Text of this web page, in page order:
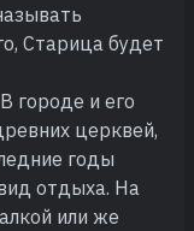
Старица будет
городе и его
церквей,
годы
отдыха. На
или же